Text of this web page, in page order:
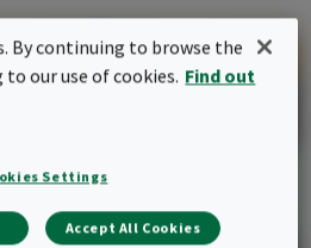
By continuing to browse the
our use of cookies. Find out
Settings
Accept All Cookies